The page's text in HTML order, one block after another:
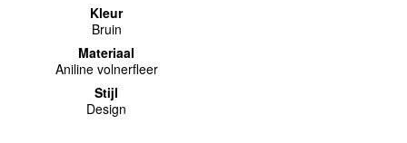
Kleur
Bruin
Materiaal
Aniline volnerfleer
Stijl
Design